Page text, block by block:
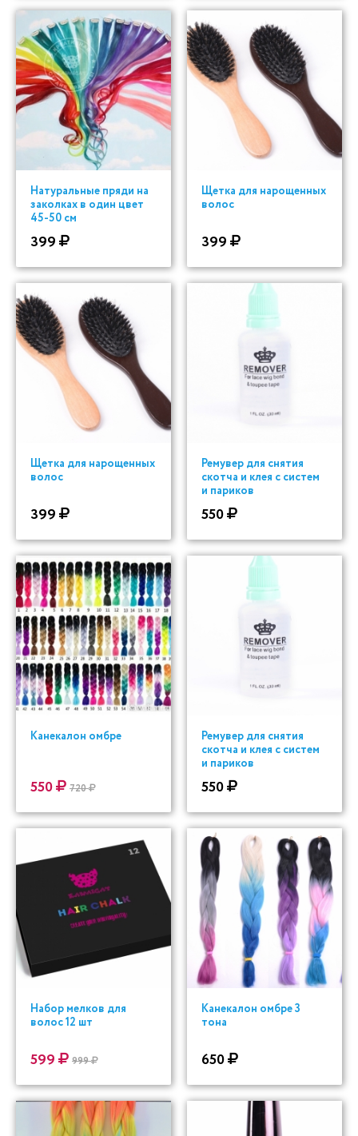
Натуральные пряди на
заколках в один цвет
45-50 см
399
Щетка для нарощенных
волос
399
Щетка для нарощенных
волос
399
Ремувер для снятия
скотча и клея с систем
и париков
550
Канекалон омбре
550 720
Ремувер для снятия
скотча и клея с систем
и париков
550
Набор мелков для
волос 12 шт
599 999
Канекалон омбре 3
тона
650